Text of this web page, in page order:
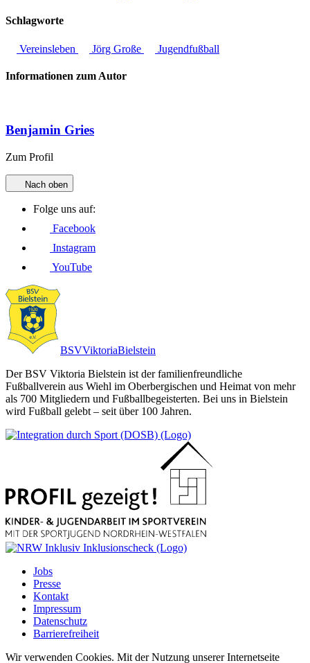
Schlagworte
Vereinsleben Jörg Große Jugendfußball
Informationen zum Autor
Benjamin Gries
Zum Profil
Nach oben
Folge uns auf:
Facebook
Instagram
YouTube
BSVViktoriaBielstein
Der BSV Viktoria Bielstein ist der familienfreundliche
Fußballverein aus Wiehl im Oberbergischen und Heimat von mehr
als 700 Mitgliedern und Fußballbegeisterten. Bei uns in Bielstein
wird Fußball gelebt – seit über 100 Jahren.
Jobs
Presse
Kontakt
Impressum
Datenschutz
Barrierefreiheit
Wir verwenden Cookies. Mit der Nutzung unserer Internetseite